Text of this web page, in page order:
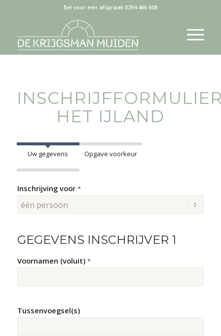
Bel voor een afspraak 0294 466 608
HET IJLAND
Uw gegevens Opgave voorkeur
Inschrijving voor *
GEGEVENS INSCHRIJVER 1
Voornamen (voluit) *
Tussenvoegsel(s)